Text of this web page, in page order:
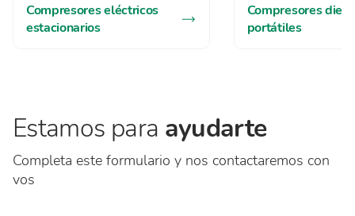
Compresores eléctricos
estacionarios
Compresores
portátiles
Estamos para ayudarte
Completa este formulario y nos contactaremos con
vos